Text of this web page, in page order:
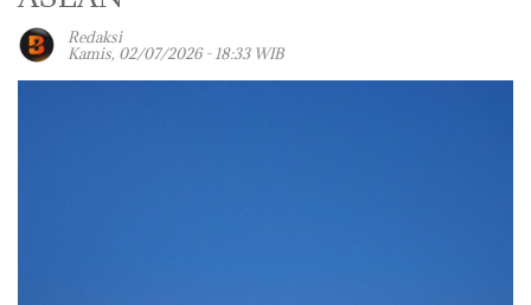
Redaksi
Kamis, 02/07/2026 - 18:33 WIB